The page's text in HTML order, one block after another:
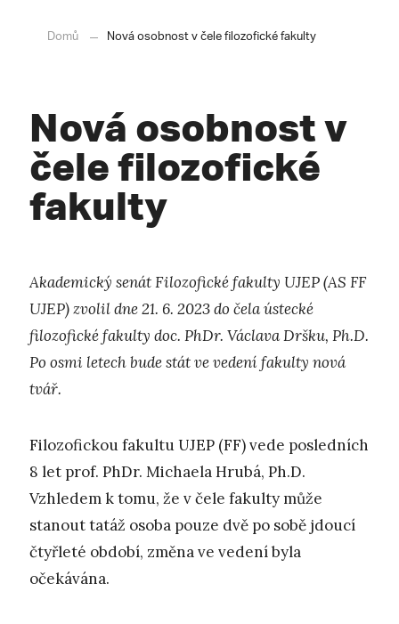
Domů Nová osobnost v čele filozofické fakulty
Nová osobnost v
čele filozofické
fakulty
Akademický senát Filozofické fakulty UJEP (AS FF
UJEP) zvolil dne 21. 6. 2023 do čela ústecké
filozofické fakulty doc. PhDr. Václava Dršku, Ph.D.
Po osmi letech bude stát ve vedení fakulty nová
tvář.
Filozofickou fakultu UJEP (FF) vede posledních
8 let prof. PhDr. Michaela Hrubá, Ph.D.
Vzhledem k tomu, že v čele fakulty může
stanout tatáž osoba pouze dvě po sobě jdoucí
čtyřleté období, změna ve vedení byla
očekávána.